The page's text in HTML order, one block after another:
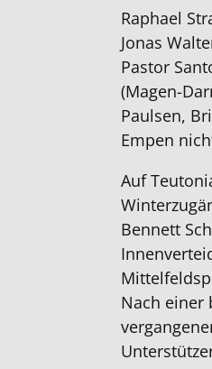
Raphael
Jonas
Pastor
(Magen-
Paulsen,
Empen
Auf
Bennett
Nach einer